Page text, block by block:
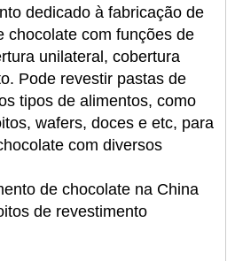
dedicado à fabricação de
chocolate com funções de
unilateral, cobertura
Pode revestir pastas de
tipos de alimentos, como
wafers, doces e etc, para
com diversos
de chocolate na China
de revestimento